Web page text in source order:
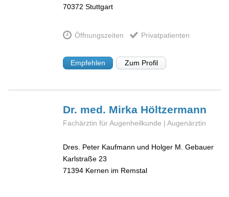
70372 Stuttgart
Öffnungszeiten Privatpatienten
Empfehlen Zum Profil
Dr. med. Mirka Höltzermann
Fachärztin für Augenheilkunde | Augenärztin
Dres. Peter Kaufmann und Holger M. Gebauer
Karlstraße 23
71394 Kernen im Remstal